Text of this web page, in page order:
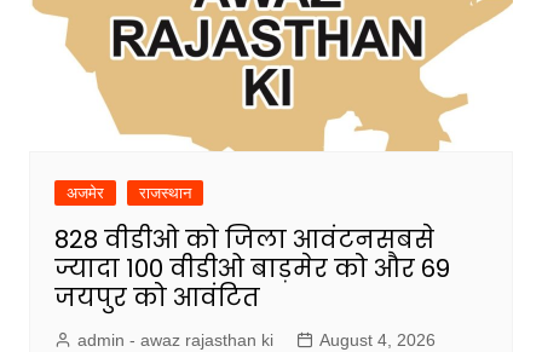
अजमेर राजस्थान
828 वीडीओ को जिला आवंटनसबसे
ज्यादा 100 वीडीओ बाड़मेर को और 69
जयपुर को आवंटित
admin - awaz rajasthan ki
August 4, 2026